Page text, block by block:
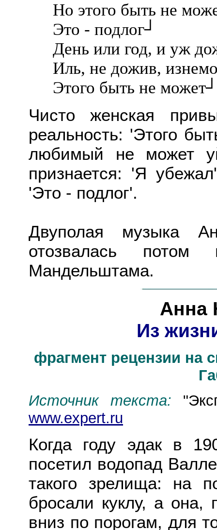
Но этого быть не
Это - подлог┘
День или год, и уж
Иль, не дожив,
Этого быть не
Чисто женская
реальность: 'Этого
любимый не может
признается: 'Я
'Это - подлог'.
Двуполая музыка
отозвалась
Мандельштама.
Анна
Из
фрагмент рецензии на
Источник текста:
www.expert.ru
Когда году эдак в
посетил водопад
такого зрелища: на
бросали куклу, а она,
вниз по порогам, для